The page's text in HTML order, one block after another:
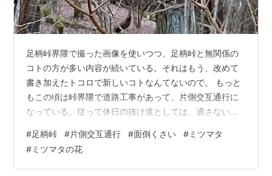
足柄峠界隈で撮った画像を使いつつ、足柄峠と無関係の
コトの方が多い内容が続いている。それはもう、改めて
書き加えたトコロで新しいコトなんてないので。 もっと
もこの頃は峠界隈で道路工事があって、片側交互通行に
なっている。従って休日の抜け道としては、適さない状
に差は生じないだろう・・・というよりは、結局は東名
利用の方が早いような気もする。 そして足柄峠は神奈川
県側に入ると勾配がキツイ上にタイトコーナーが連続す
#足柄峠 #片側交互通行 #面倒くさい #ミツマタ
#ミツマタの花